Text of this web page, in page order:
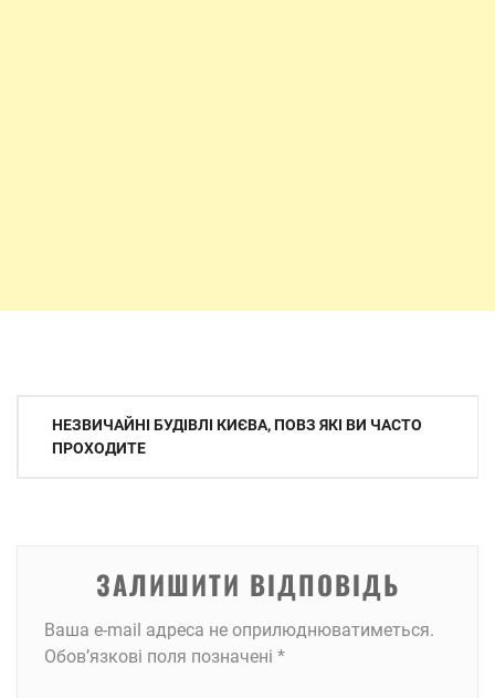
Навігація
записів
НЕЗВИЧАЙНІ БУДІВЛІ КИЄВА, ПОВЗ ЯКІ ВИ ЧАСТО
ПРОХОДИТЕ
ЗАЛИШИТИ ВІДПОВІДЬ
Ваша e-mail адреса не оприлюднюватиметься.
Обов’язкові поля позначені *